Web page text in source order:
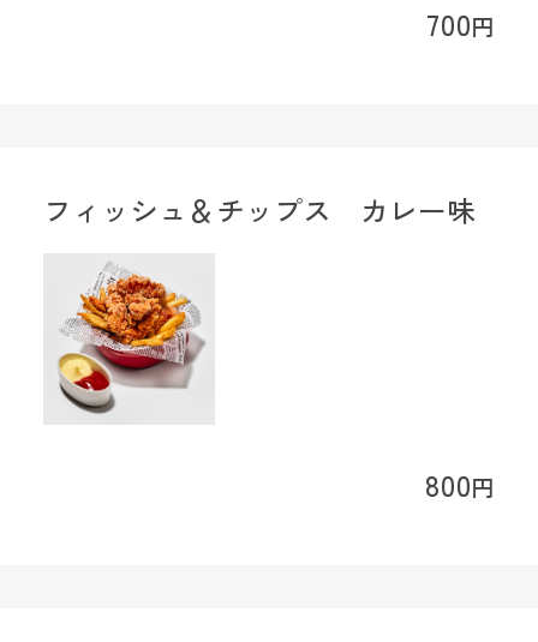
700円
800円
フィッシュ＆チップス カレー味